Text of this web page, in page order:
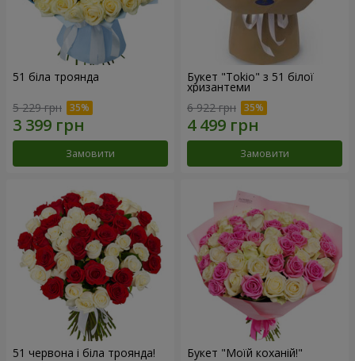
51 біла троянда
5 229 грн
Замовити
Букет "Tokio" з 51 білої
хризантеми
6 922 грн
Замовити
51 червона і біла троянда! Букет "Моїй коханій!"